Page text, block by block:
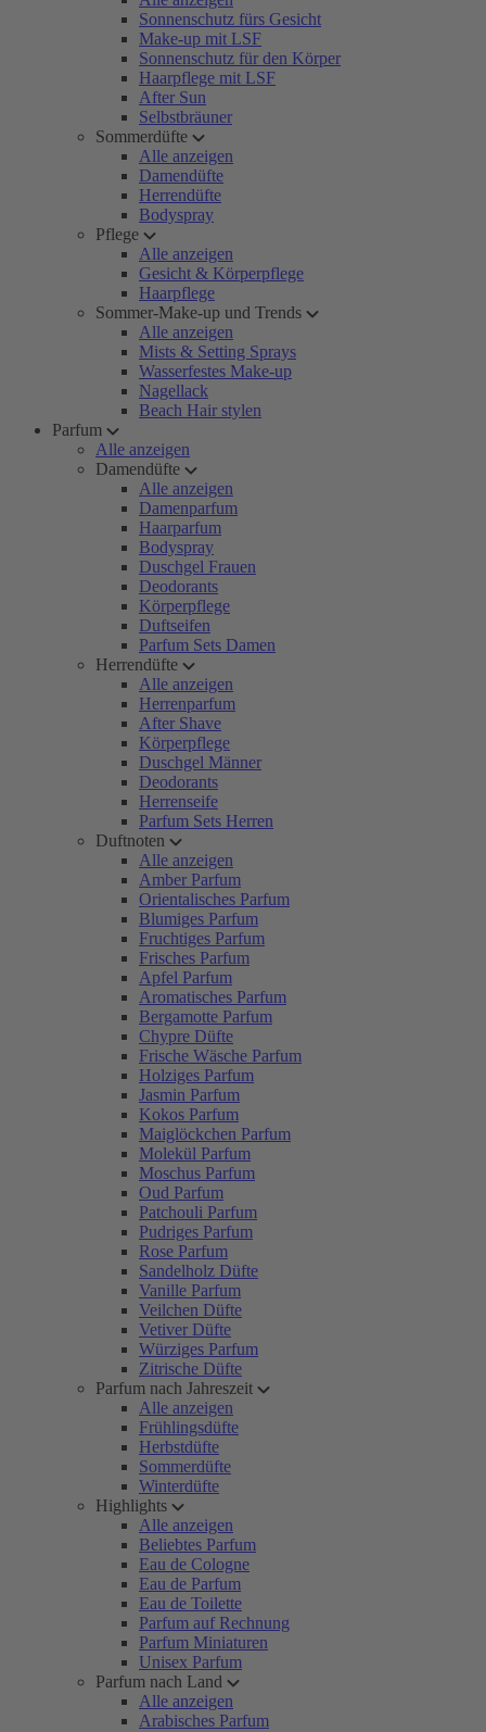
Sonnenschutz fürs Gesicht
Make-up mit LSF
Sonnenschutz für den Körper
Haarpflege mit LSF
After Sun
Selbstbräuner
Sommerdüfte
Alle anzeigen
Damendüfte
Herrendüfte
Bodyspray
Pflege
Alle anzeigen
Gesicht & Körperpflege
Haarpflege
Sommer-Make-up und Trends
Alle anzeigen
Mists & Setting Sprays
Wasserfestes Make-up
Nagellack
Beach Hair stylen
Parfum
Alle anzeigen
Damendüfte
Alle anzeigen
Damenparfum
Haarparfum
Bodyspray
Duschgel Frauen
Deodorants
Körperpflege
Duftseifen
Parfum Sets Damen
Herrendüfte
Alle anzeigen
Herrenparfum
After Shave
Körperpflege
Duschgel Männer
Deodorants
Herrenseife
Parfum Sets Herren
Duftnoten
Alle anzeigen
Amber Parfum
Orientalisches Parfum
Blumiges Parfum
Fruchtiges Parfum
Frisches Parfum
Apfel Parfum
Aromatisches Parfum
Bergamotte Parfum
Chypre Düfte
Frische Wäsche Parfum
Holziges Parfum
Jasmin Parfum
Kokos Parfum
Maiglöckchen Parfum
Molekül Parfum
Moschus Parfum
Oud Parfum
Patchouli Parfum
Pudriges Parfum
Rose Parfum
Sandelholz Düfte
Vanille Parfum
Veilchen Düfte
Vetiver Düfte
Würziges Parfum
Zitrische Düfte
Parfum nach Jahreszeit
Alle anzeigen
Frühlingsdüfte
Herbstdüfte
Sommerdüfte
Winterdüfte
Highlights
Alle anzeigen
Beliebtes Parfum
Eau de Cologne
Eau de Parfum
Eau de Toilette
Parfum auf Rechnung
Parfum Miniaturen
Unisex Parfum
Parfum nach Land
Alle anzeigen
Arabisches Parfum